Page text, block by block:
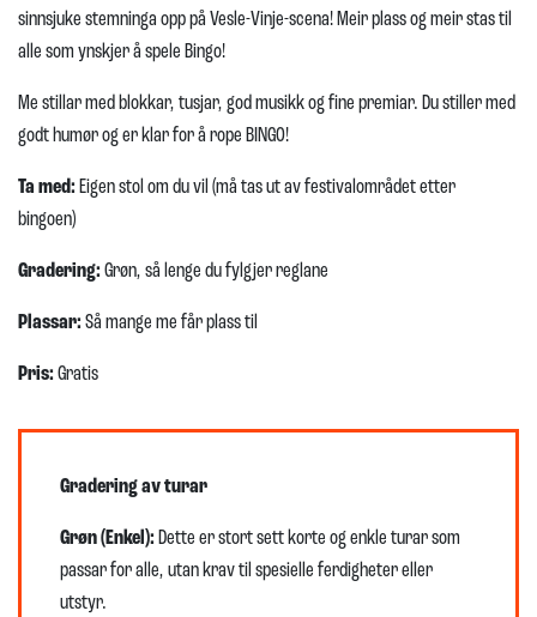
sinnsjuke stemninga opp på Vesle-Vinje-scena! Meir plass og meir stas til
alle som ynskjer å spele Bingo!
Me stillar med blokkar, tusjar, god musikk og fine premiar. Du stiller med
godt humør og er klar for å rope BINGO!
Ta med:Eigen stol om du vil (må tas ut av festivalområdet etter
bingoen)
Gradering:Grøn, så lenge du fylgjer reglane
Plassar:Så mange me får plass til
Pris:Gratis
Gradering av turar
Grøn (Enkel):Dette er stort sett korte og enkle turar som
passar for alle, utan krav til spesielle ferdigheter eller
utstyr.